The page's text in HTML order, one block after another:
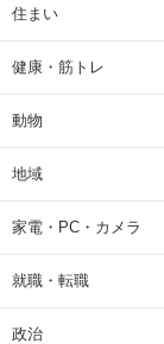
住まい
健康・筋トレ
動物
地域
家電・PC・カメラ
就職・転職
政治